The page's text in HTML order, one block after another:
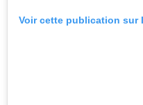
Voir cette publication sur